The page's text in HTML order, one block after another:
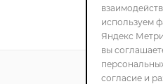
используем
Яндекс
вы
согласие и